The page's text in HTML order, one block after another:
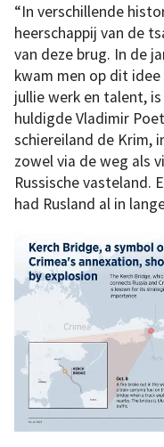
“In verschillende
heerschappij van de
van deze brug. In de
kwam men op dit
jullie werk en talent,
huldigde Vladimir
schiereiland de Krim,
zowel via de weg als
Russische vasteland.
had Rusland al in